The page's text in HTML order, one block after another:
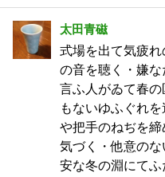
太田青磁
式場を出て気疲
の音を聴く・嫌
言ふ人がゐて春
もないゆふぐれ
や把手のねぢを
気づく・他意の
安な冬の淵にて